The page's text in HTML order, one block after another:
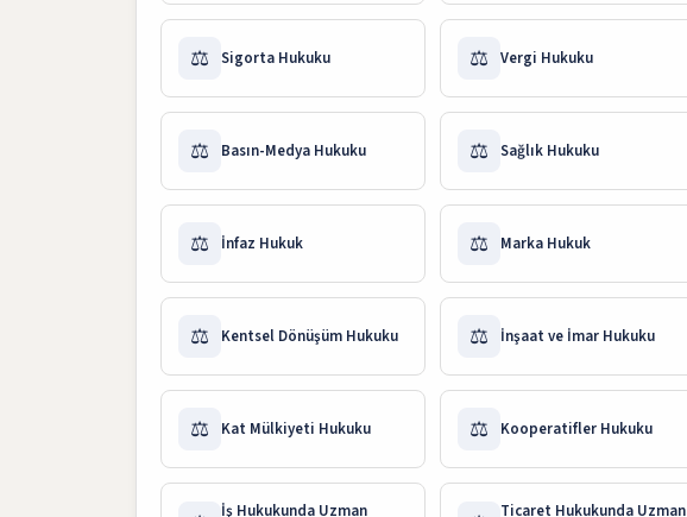
⚖️ Sigorta Hukuku ⚖️ Vergi Hukuku
⚖️ Basın-Medya Hukuku ⚖️ Sağlık Hukuku
⚖️ İnfaz Hukuk ⚖️ Marka Hukuk
⚖️ Kentsel Dönüşüm Hukuku ⚖️ İnşaat ve İmar Hukuku
⚖️ Kat Mülkiyeti Hukuku ⚖️ Kooperatifler Hukuku
İş Hukukunda Uzman Ticaret Hukukunda Uzman